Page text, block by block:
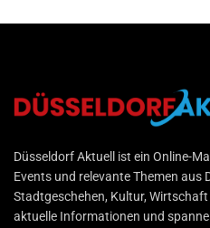
Düsseldorf
Düsseldorf Aktuell ist ein Online-
Events und relevante Themen aus
Stadtgeschehen, Kultur,
aktuelle Informationen und